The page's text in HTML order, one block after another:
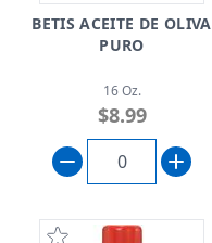
BETIS ACEITE DE OLIVA
PURO
16 Oz.
$8.99